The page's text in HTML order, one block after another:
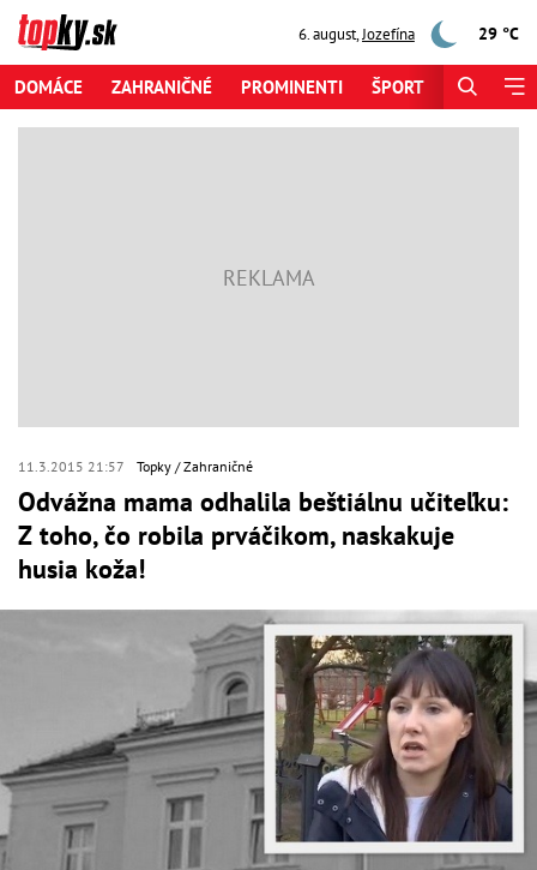
6. august,Jozefína 29 °C
DOMÁCE ZAHRANIČNÉ PROMINENTI ŠPORT
11.3.2015 21:57 Topky Zahraničné
Odvážna mama odhalila beštiálnu učiteľku:
Z toho, čo robila prváčikom, naskakuje
husia koža!